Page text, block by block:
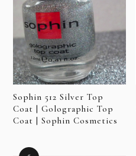
Sophin 512 Silver Top
Coat | Golographic Top
Coat | Sophin Cosmetics